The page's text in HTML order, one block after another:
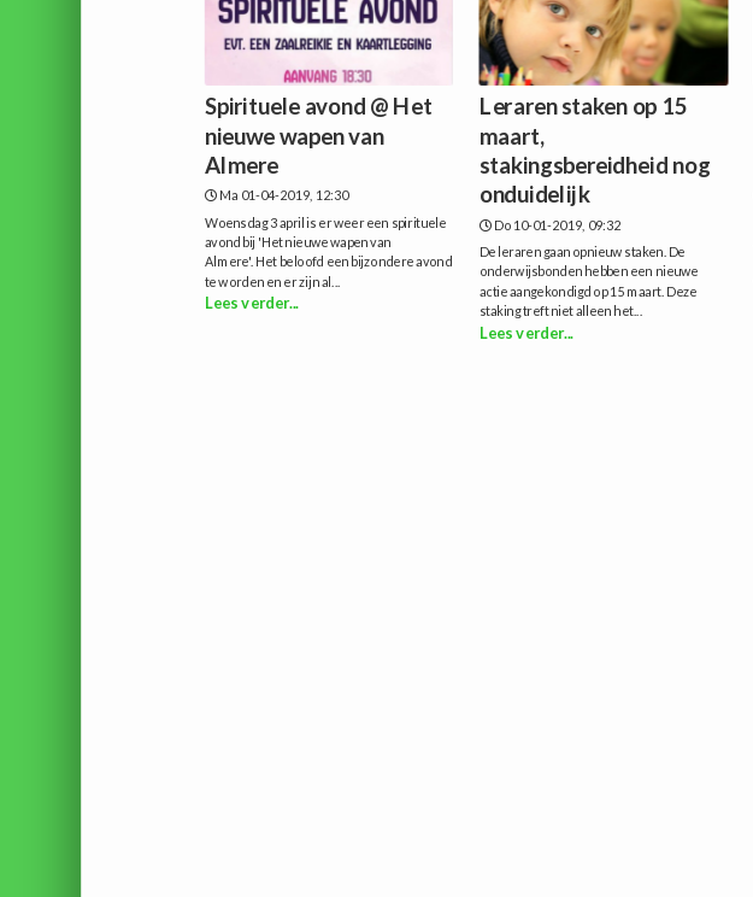
Spirituele avond @ Het
nieuwe wapen van
Almere
Ma 01-04-2019, 12:30
Woensdag 3 april is er weer een spirituele
avond bij 'Het nieuwe wapen van
Almere'. Het beloofd een bijzondere avond
te worden en er zijn al...
Lees verder...
Leraren staken op 15
maart,
stakingsbereidheid nog
onduidelijk
Do 10-01-2019, 09:32
De leraren gaan opnieuw staken. De
onderwijsbonden hebben een nieuwe
actie aangekondigd op 15 maart. Deze
staking treft niet alleen het...
Lees verder...